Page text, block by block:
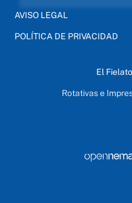
AVISO LEGAL
POLÍTICA DE PRIVACIDAD
El
Rotativas e